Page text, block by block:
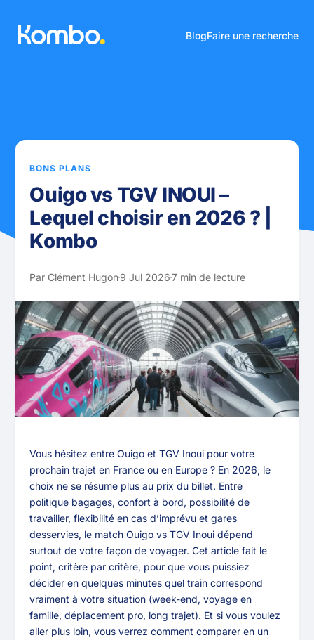
BlogFaire une recherche
BONS PLANS
Ouigo vs TGV INOUI –
Lequel choisir en 2026 ? |
Kombo
Par Clément Hugon9 Jul 20267 min de lecture
Vous hésitez entre Ouigo et TGV Inoui pour votre
prochain trajet en France ou en Europe ? En 2026, le
choix ne se résume plus au prix du billet. Entre
politique bagages, confort à bord, possibilité de
travailler, flexibilité en cas d’imprévu et gares
desservies, le match Ouigo vs TGV Inoui dépend
surtout de votre façon de voyager. Cet article fait le
point, critère par critère, pour que vous puissiez
décider en quelques minutes quel train correspond
vraiment à votre situation (week-end, voyage en
famille, déplacement pro, long trajet). Et si vous voulez
aller plus loin, vous verrez comment comparer en un